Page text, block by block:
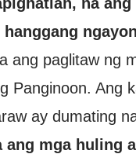
ang paglitaw ng
Panginoon. Ang
ay dumating
ang mga huling